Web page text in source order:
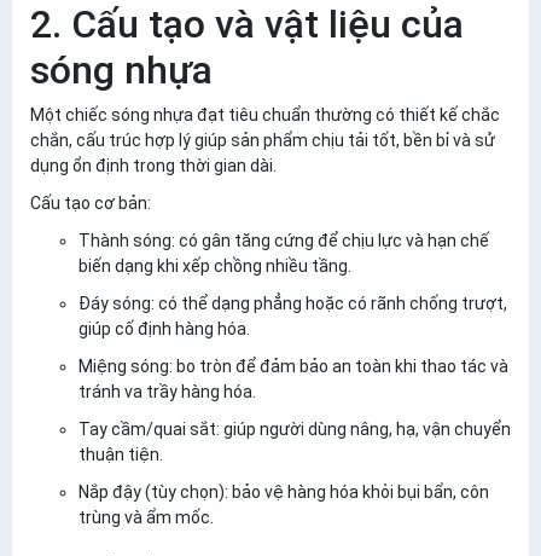
2. Cấu tạo và vật liệu của
sóng nhựa
Một chiếc sóng nhựa đạt tiêu chuẩn thường có thiết kế chắc
chắn, cấu trúc hợp lý giúp sản phẩm chịu tải tốt, bền bỉ và sử
dụng ổn định trong thời gian dài.
Cấu tạo cơ bản:
Thành sóng: có gân tăng cứng để chịu lực và hạn chế
biến dạng khi xếp chồng nhiều tầng.
Đáy sóng: có thể dạng phẳng hoặc có rãnh chống trượt,
giúp cố định hàng hóa.
Miệng sóng: bo tròn để đảm bảo an toàn khi thao tác và
tránh va trầy hàng hóa.
Tay cầm/quai sắt: giúp người dùng nâng, hạ, vận chuyển
thuận tiện.
Nắp đậy (tùy chọn): bảo vệ hàng hóa khỏi bụi bẩn, côn
trùng và ẩm mốc.